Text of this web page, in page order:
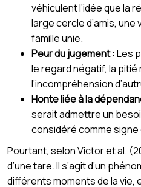
véhiculent l’idée que la
large cercle d’amis,
famille unie.
Peur du jugement: Les
le regard négatif, la pitié
l’incompréhension
Honte liée à la
serait admettre un
considéré comme
Pourtant, selon Victor et al.
d’une tare. Il s’agit d’un
différents moments de la vie,